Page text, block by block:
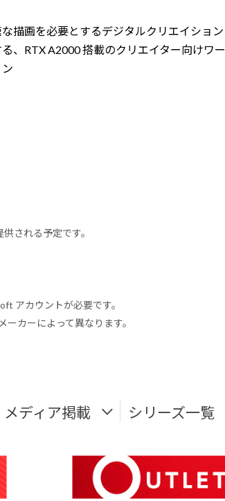
描画を必要とするデジタルクリエイション
、RTX A2000 搭載のクリエイター向けワー
される予定です。
アカウントが必要です。
カーによって異なります。
メディア掲載 シリーズ一覧